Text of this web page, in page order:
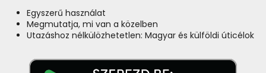
Egyszerű használat
Megmutatja, mi van a közelben
Utazáshoz nélkülözhetetlen: Magyar és külföldi úticélok